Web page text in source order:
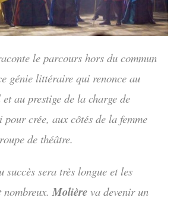
le parcours hors du commun
génie littéraire qui renonce au
au prestige de la charge de
pour crée, aux côtés de la femme
de théâtre.
sera très longue et les
Molière va devenir un